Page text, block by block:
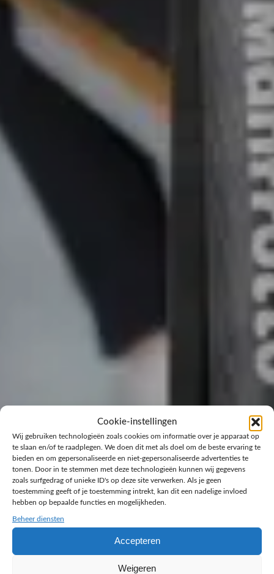
Cookie-instellingen
Wij gebruiken technologieën zoals cookies om informatie over je apparaat op
te slaan en/of te raadplegen. We doen dit met als doel om de beste ervaring te
bieden en om gepersonaliseerde en niet-gepersonaliseerde advertenties te
tonen. Door in te stemmen met deze technologieën kunnen wij gegevens
zoals surfgedrag of unieke ID's op deze site verwerken. Als je geen
toestemming geeft of je toestemming intrekt, kan dit een nadelige invloed
hebben op bepaalde functies en mogelijkheden.
Beheer diensten
Accepteren
Weigeren